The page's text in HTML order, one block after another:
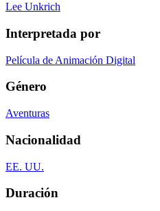
Lee Unkrich
Interpretada por
Película de Animación Digital
Género
Aventuras
Nacionalidad
EE. UU.
Duración